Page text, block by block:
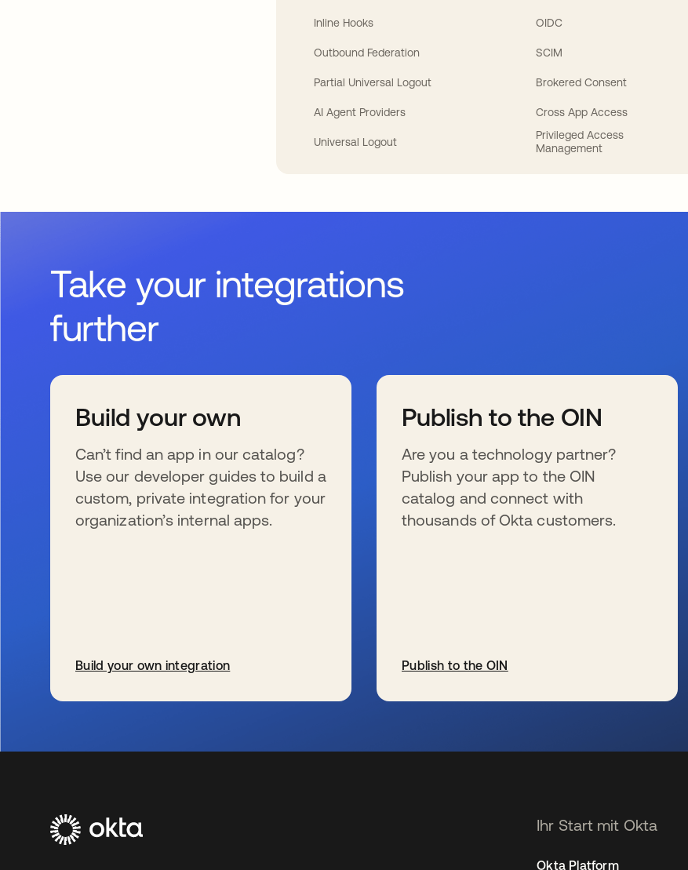
Inline Hooks
Outbound Federation
Partial Universal Logout
AI Agent Providers
Universal Logout
OIDC
SCIM
Brokered Consent
Cross App Access
Privileged Access
Management
Take your integrations
further
Build your own
Can’t find an app in our catalog?
Use our developer guides to build a
custom, private integration for your
organization’s internal apps.
Build your own integration
Publish to the OIN
Are you a technology partner?
Publish your app to the OIN
catalog and connect with
thousands of Okta customers.
Publish to the OIN
Ihr Start mit Okta
Okta Platform